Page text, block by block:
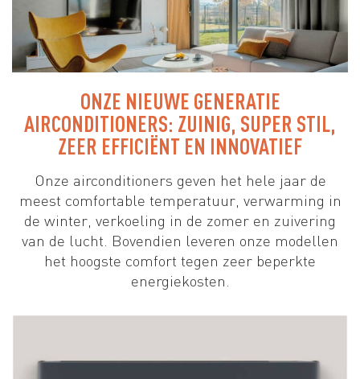
ONZE NIEUWE GENERATIE
AIRCONDITIONERS: ZUINIG, SUPER STIL,
ZEER EFFICIËNT EN INNOVATIEF
Onze airconditioners geven het hele jaar de
meest comfortable temperatuur, verwarming in
de winter, verkoeling in de zomer en zuivering
van de lucht. Bovendien leveren onze modellen
het hoogste comfort tegen zeer beperkte
energiekosten.